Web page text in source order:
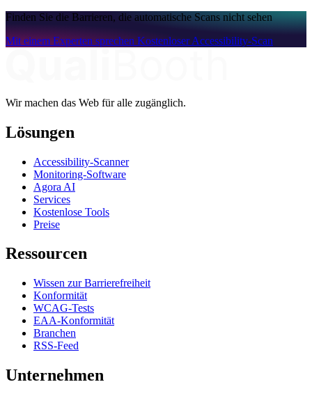
Finden Sie die Barrieren, die automatische Scans nicht sehen
Mit einem Experten sprechen Kostenloser Accessibility-Scan
Wir machen das Web für alle zugänglich.
Lösungen
Accessibility-Scanner
Monitoring-Software
Agora AI
Services
Kostenlose Tools
Preise
Ressourcen
Wissen zur Barrierefreiheit
Konformität
WCAG-Tests
EAA-Konformität
Branchen
RSS-Feed
Unternehmen